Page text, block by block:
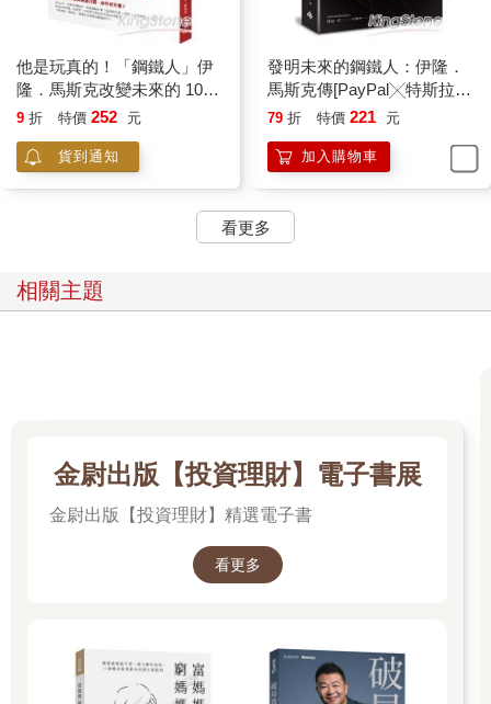
他是玩真的！「鋼鐵人」伊
隆．馬斯克改變未來的 10種
能力
9 折 特價 252 元
貨到通知
發明未來的鋼鐵人：伊隆．
馬斯克傳[PayPal╳特斯拉電
動車╳移民火星的創業家]
79 折 特價 221 元
加入購物車
看更多
相關主題
金尉出版【投資理財】電子書展
金尉出版【投資理財】精選電子書
看更多